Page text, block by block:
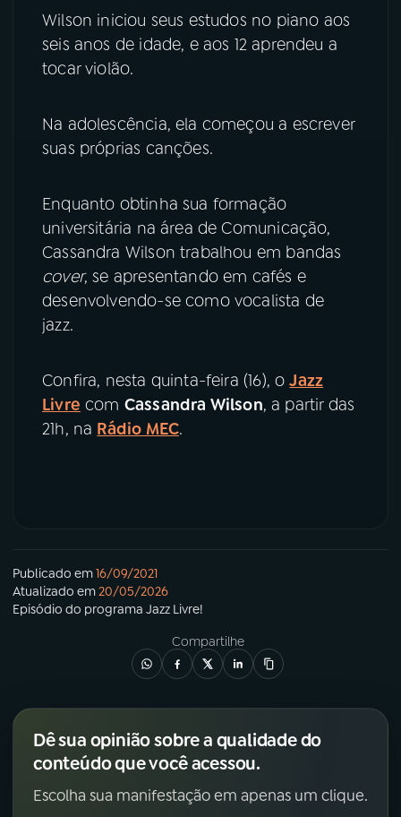
Wilson iniciou seus estudos no piano aos
seis anos de idade, e aos 12 aprendeu a
tocar violão.
Na adolescência, ela começou a escrever
suas próprias canções.
Enquanto obtinha sua formação
universitária na área de Comunicação,
Cassandra Wilson trabalhou em bandas
cover, se apresentando em cafés e
desenvolvendo-se como vocalista de
jazz.
Confira, nesta quinta-feira (16), oJazz
Livre com Cassandra Wilson, a partir das
21h, na Rádio MEC.
Publicado em16/09/2021
Atualizado em20/05/2026
Episódio do programa Jazz Livre!
Compartilhe
Dê sua opinião sobre a qualidade do
conteúdo que você acessou.
Escolha sua manifestação em apenas um clique.